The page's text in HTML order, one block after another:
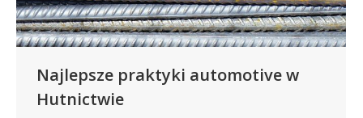
Najlepsze praktyki automotive w
Hutnictwie